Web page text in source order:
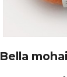
Bella